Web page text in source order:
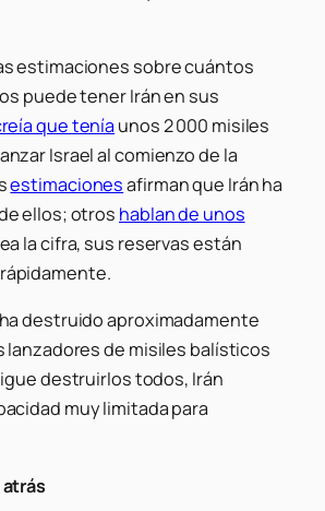
estimaciones sobre cuántos
puede tener Irán en sus
que tenía unos 2 000 misiles
Israel al comienzo de la
estimacionesafirman que Irán ha
ellos; otros hablan de unos
la cifra, sus reservas están
destruido aproximadamente
lanzadores de misiles balísticos
destruirlos todos, Irán
muy limitada para
atrás